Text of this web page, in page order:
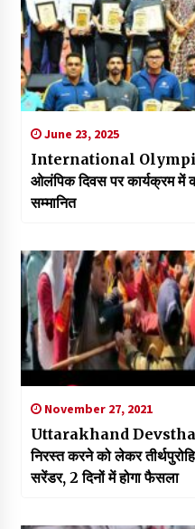
June 23, 2025
International Olympic
ओलंपिक दिवस पर कार्यक्रम में
सम्मानित
November 27, 2021
Uttarakhand
निरस्त करने को लेकर
सरेंडर, 2 दिनों में होगा फैसला